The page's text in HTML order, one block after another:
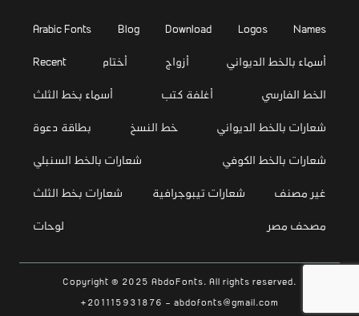
Arabic Fonts Blog Download Logos Names
Recent أختام أزواج أسماء بالخط الديواني
أسماء بخط الثلث أغلفة كتب الخط الفارسي
بطاقة دعوة خط النسخ شعارات بالخط الديواني
شعارات بالخط السنبلي شعارات بالخط الكوفي
شعارات بخط الثلث شعارات تيبوجرافية غير مصنف
لوحات مصحف مصر
Copyright © 2025 AbdoFonts. All rights reserved.
+201115931876 - abdofonts@gmail.com